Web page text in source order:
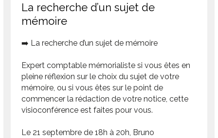
La recherche d’un sujet de
mémoire
➡️ La recherche d’un sujet de mémoire
Expert comptable mémorialiste si vous êtes en
pleine réflexion sur le choix du sujet de votre
mémoire, ou si vous êtes sur le point de
commencer la rédaction de votre notice, cette
visioconférence est faites pour vous.
Le 21 septembre de 18h à 20h, Bruno